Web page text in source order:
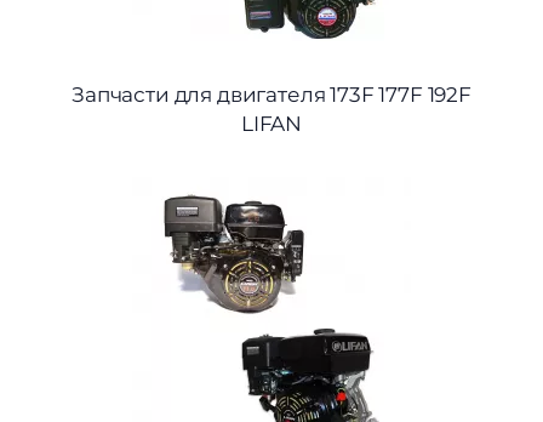
Запчасти для двигателя 173F 177F 192F
LIFAN